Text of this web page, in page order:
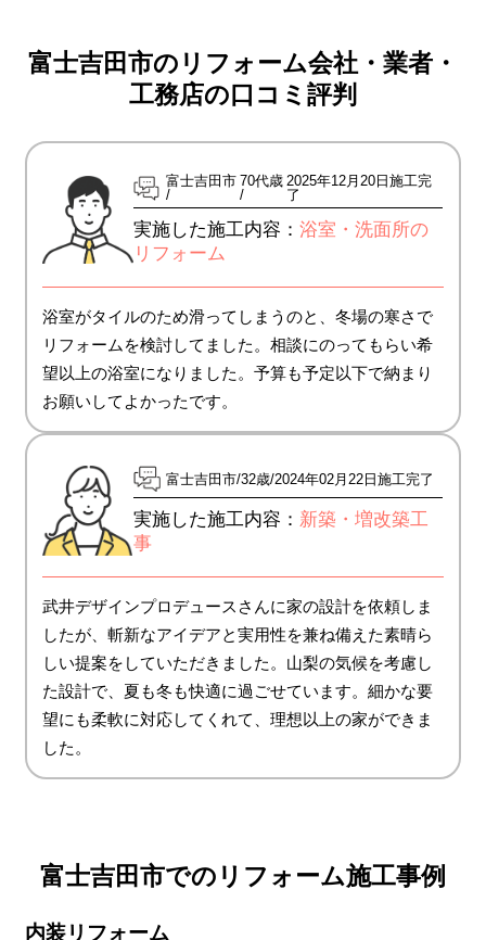
富士吉田市のリフォーム会社・業者・
工務店の口コミ評判
富士吉田市 70代歳 2025年12月20日施工完
了
実施した施工内容：浴室・洗面所の
リフォーム
浴室がタイルのため滑ってしまうのと、冬場の寒さで
リフォームを検討してました。相談にのってもらい希
望以上の浴室になりました。予算も予定以下で納まり
お願いしてよかったです。
富士吉田市 32歳 2024年02月22日施工完了
実施した施工内容： 新築・増改築工
事
武井デザインプロデュースさんに家の設計を依頼しま
したが、斬新なアイデアと実用性を兼ね備えた素晴ら
しい提案をしていただきました。山梨の気候を考慮し
た設計で、夏も冬も快適に過ごせています。細かな要
望にも柔軟に対応してくれて、理想以上の家ができま
した。
富士吉田市でのリフォーム施工事例
内装リフォーム